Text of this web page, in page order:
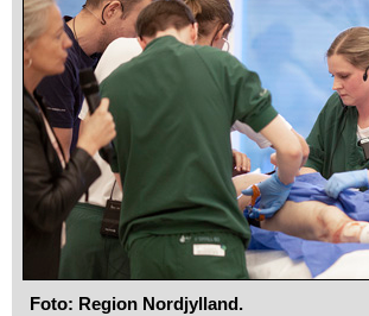
Foto: Region Nordjylland.